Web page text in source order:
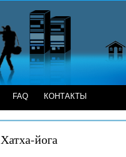
FAQ КОНТАКТЫ
Хатха-йога